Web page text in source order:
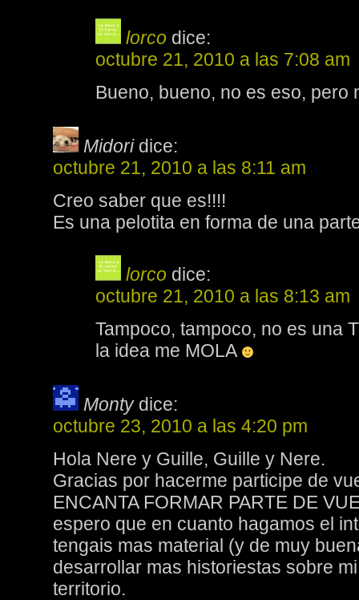
lorco dice:
octubre 21, 2010 a las 7:08 am
Bueno, bueno, no es eso, pero
Midori dice:
octubre 21, 2010 a las 8:11 am
Creo saber que es!!!!
Es una pelotita en forma de una
lorco dice:
octubre 21, 2010 a las 8:13 am
Tampoco, tampoco, no es una
la idea me MOLA
Monty dice:
octubre 23, 2010 a las 4:20 pm
Hola Nere y Guille, Guille y Nere.
Gracias por hacerme participe de
ENCANTA FORMAR PARTE DE
espero que en cuanto hagamos el
tengais mas material (y de muy
desarrollar mas historiestas sobre
territorio.